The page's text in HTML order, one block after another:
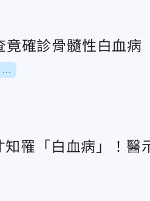
確診骨髓性白血病
罹「白血病」！醫